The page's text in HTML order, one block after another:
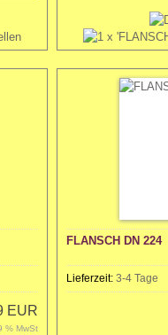
EUR
% MwSt
FLANSCH DN 224
Lieferzeit:3-4 Tage